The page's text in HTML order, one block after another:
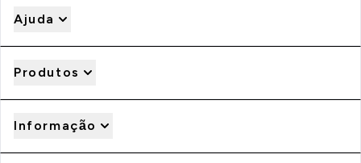
Ajuda
Produtos
Informação